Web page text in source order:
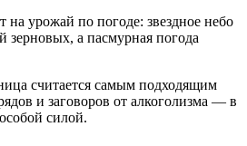
на урожай по погоде: звездное небо
а пасмурная погода
считается самым подходящим
и заговоров от алкоголизма — в
силой.